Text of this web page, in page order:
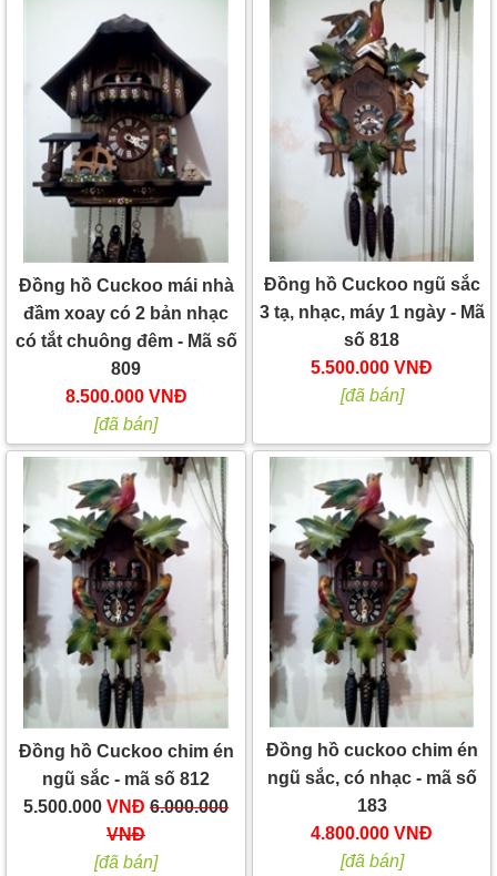
Đồng hồ Cuckoo mái nhà
đầm xoay có 2 bản nhạc
có tắt chuông đêm - Mã số
809
8.500.000 VNĐ
[đã bán]
Đồng hồ Cuckoo ngũ sắc
3 tạ, nhạc, máy 1 ngày - Mã
số 818
5.500.000 VNĐ
[đã bán]
Đồng hồ Cuckoo chim én
ngũ sắc - mã số 812
5.500.000 VNĐ 6.000.000
VNĐ
[đã bán]
Đồng hồ cuckoo chim én
ngũ sắc, có nhạc - mã số
183
4.800.000 VNĐ
[đã bán]